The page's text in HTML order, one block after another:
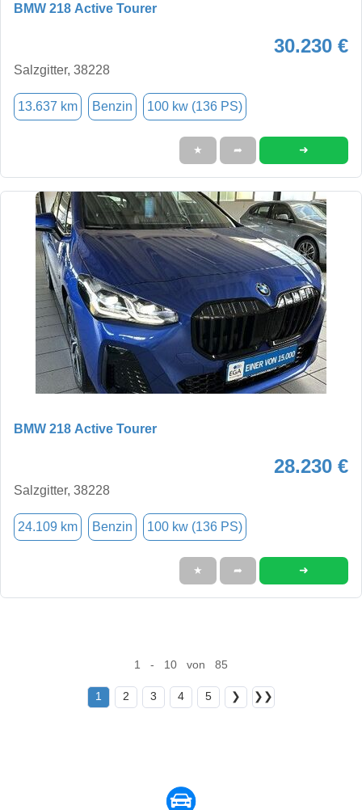
BMW 218 Active Tourer
30.230 €
Salzgitter, 38228
13.637 km Benzin 100 kw (136 PS)
★ ➦ ➜
BMW 218 Active Tourer
28.230 €
Salzgitter, 38228
24.109 km Benzin 100 kw (136 PS)
★ ➦ ➜
1 - 10 von 85
1 2 3 4 5 ❯ ❯❯